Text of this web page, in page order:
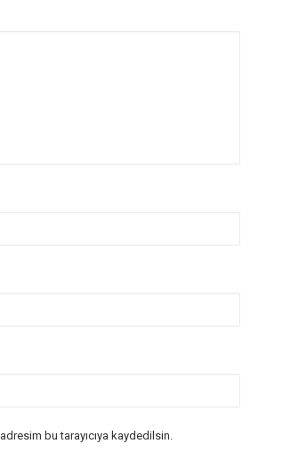
bu tarayıcıya kaydedilsin.